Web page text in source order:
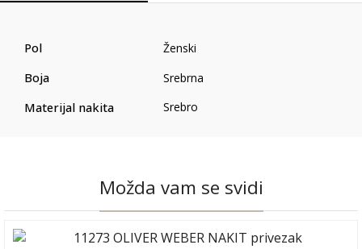
Pol Ženski
Boja Srebrna
Materijal nakita Srebro
Možda vam se svidi